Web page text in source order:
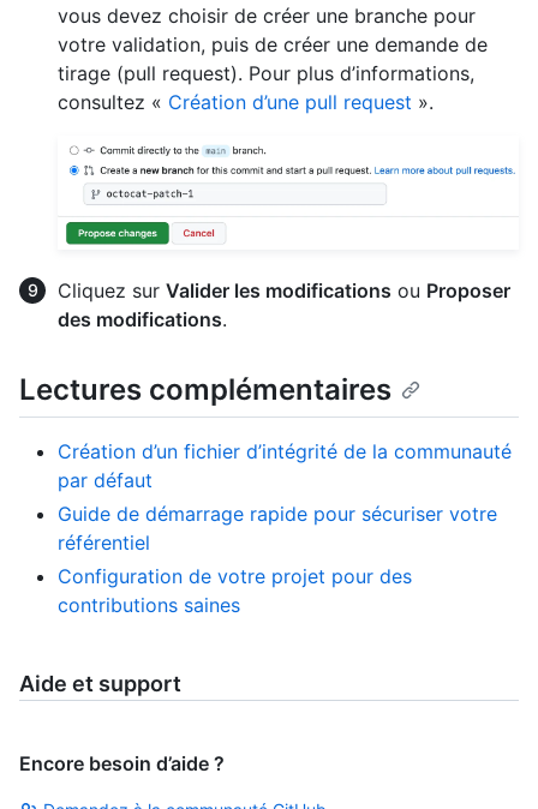
vous devez choisir de créer une branche pour
votre validation, puis de créer une demande de
tirage (pull request). Pour plus d’informations,
consultez « Création d’une pull request ».
Cliquez sur Valider les modifications ou Proposer
des modifications.
Lectures complémentaires
Création d’un fichier d’intégrité de la communauté
par défaut
Guide de démarrage rapide pour sécuriser votre
référentiel
Configuration de votre projet pour des
contributions saines
Aide et support
Encore besoin d’aide ?